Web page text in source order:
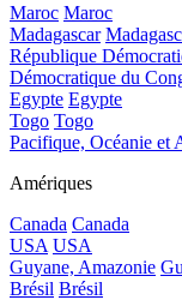
Maroc Maroc
Madagascar
République
Démocratique du
Egypte Egypte
Togo Togo
Pacifique, Océanie et
Amériques
Canada Canada
USA USA
Guyane, Amazonie
Brésil Brésil